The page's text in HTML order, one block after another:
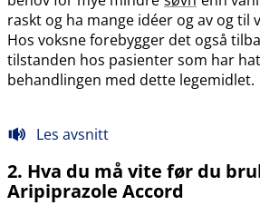
raskt og ha mange idéer og av og
Hos voksne forebygger det også
tilstanden hos pasienter som har
behandlingen med dette legemidlet.
Les avsnitt
2. Hva du må vite før du
Aripiprazole Accord